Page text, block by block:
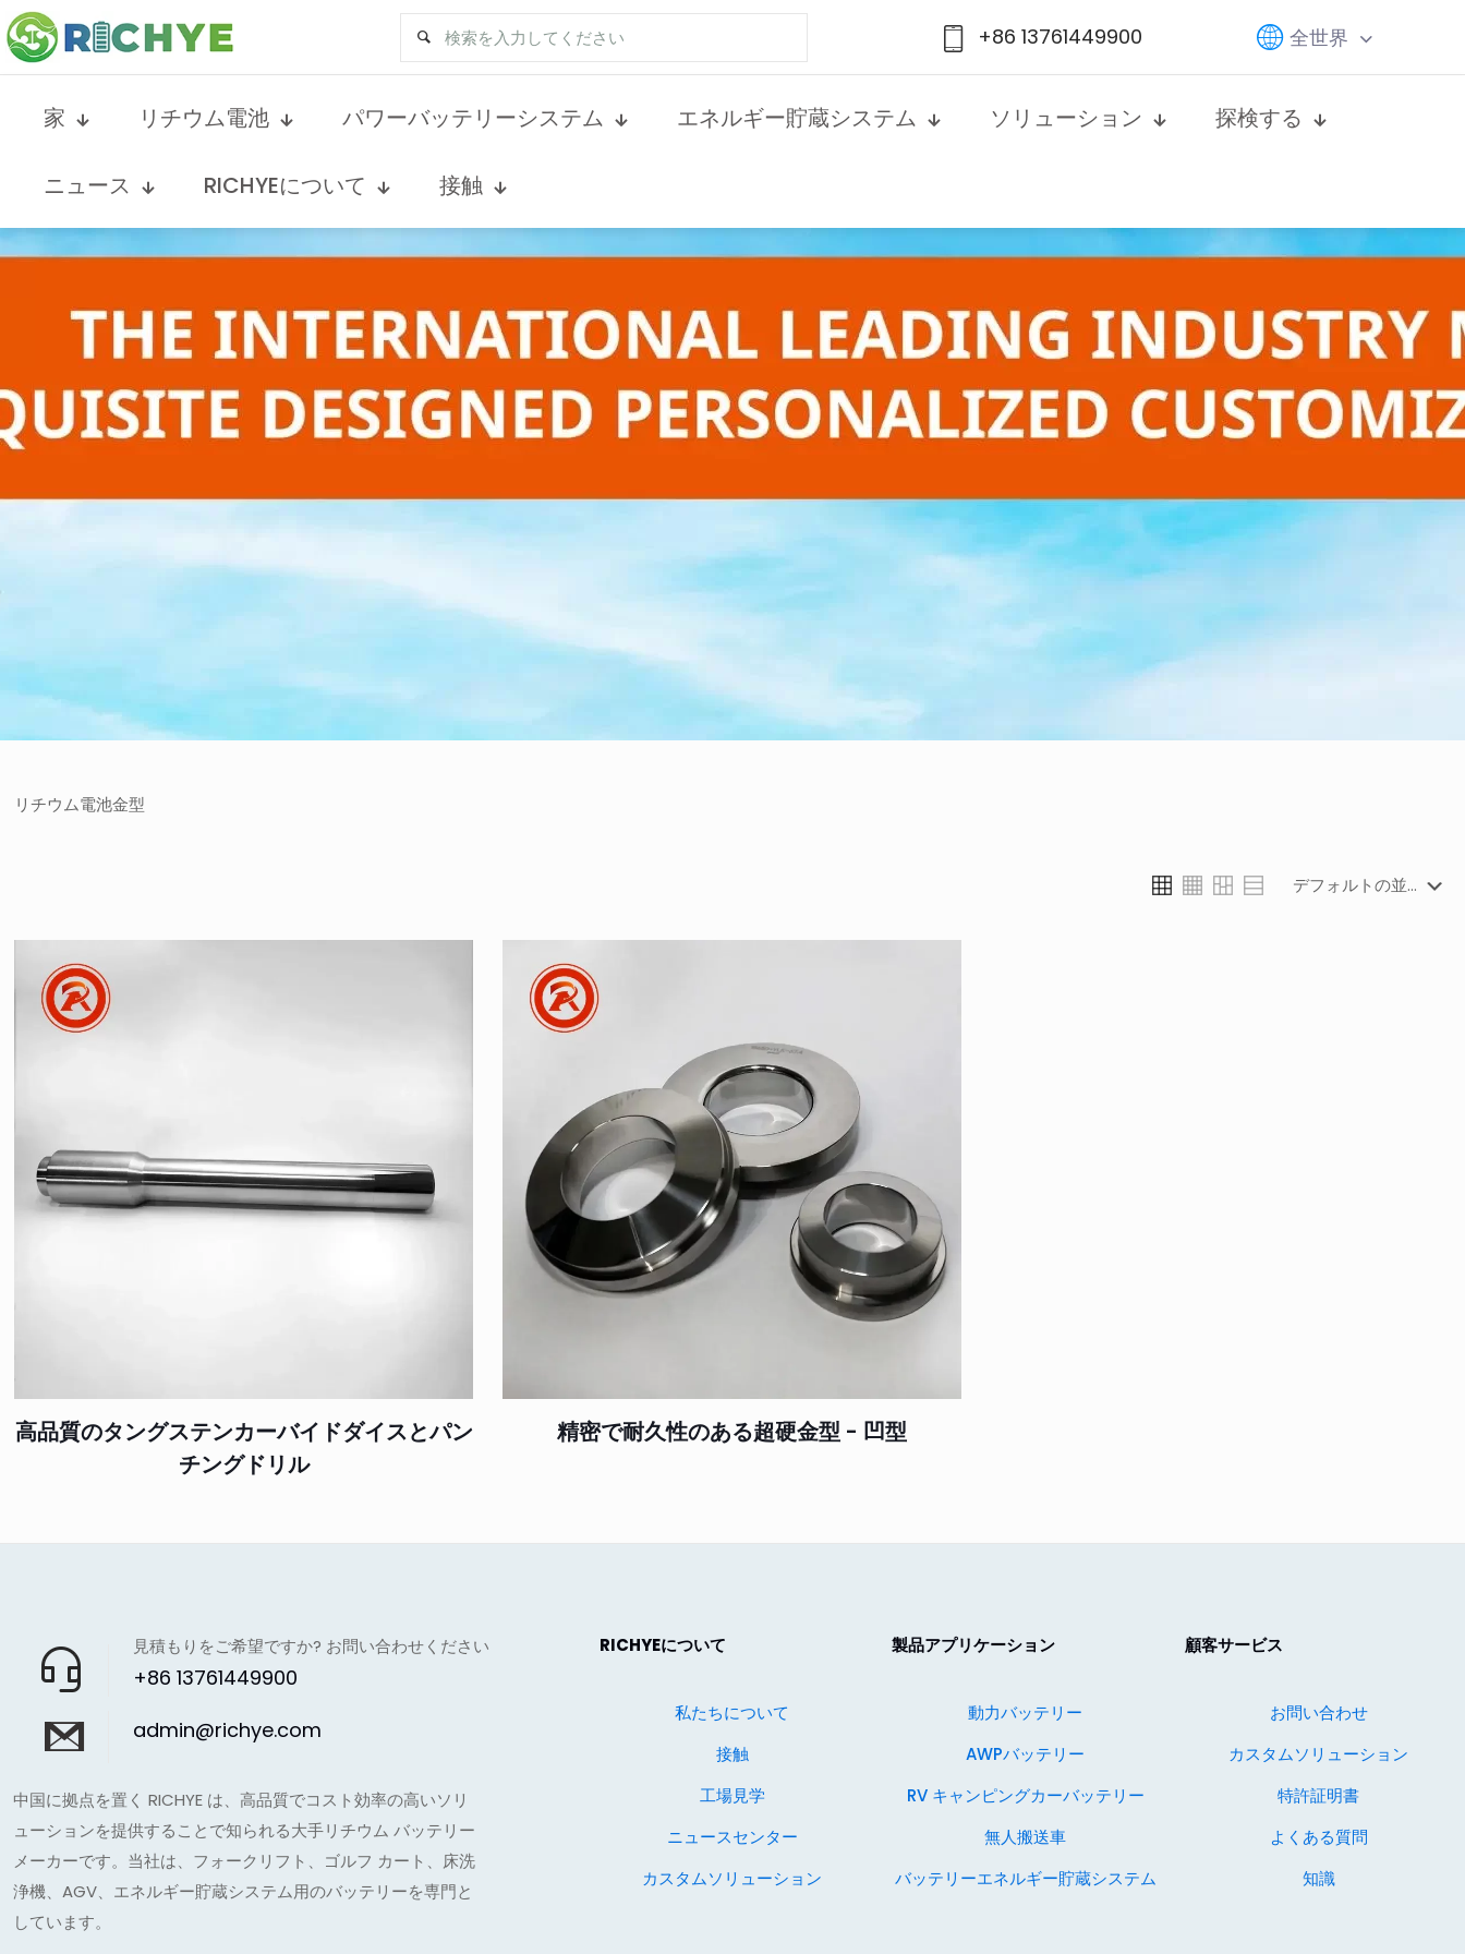
+86 13761449900 全世界
家 リチウム電池 パワーバッテリーシステム エネルギー貯蔵システム ソリューション 探検する
ニュース RICHYEについて 接触
リチウム電池金型
高品質のタングステンカーバイドダイスとパン
チングドリル
精密で耐久性のある超硬金型 - 凹型
+86 13761449900
見積もりをご希望ですか? お問い合わせください
admin@richye.com
中国に拠点を置く RICHYE は、高品質でコスト効率の高いソリ
ューションを提供することで知られる大手リチウム バッテリー
メーカーです。当社は、フォークリフト、ゴルフ カート、床洗
浄機、AGV、エネルギー貯蔵システム用のバッテリーを専門と
しています。
RICHYEについて
私たちについて
接触
工場見学
ニュースセンター
カスタムソリューション
製品アプリケーション
動力バッテリー
AWPバッテリー
RV キャンピングカーバッテリー
無人搬送車
バッテリーエネルギー貯蔵システム
顧客サービス
お問い合わせ
カスタムソリューション
特許証明書
よくある質問
知識